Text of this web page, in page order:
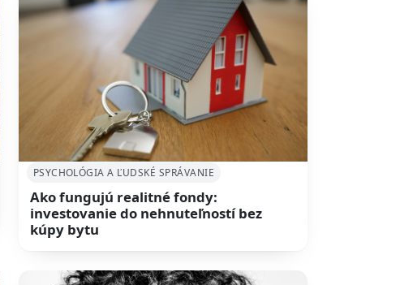
PSYCHOLÓGIA A ĽUDSKÉ SPRÁVANIE
Ako fungujú realitné fondy:
investovanie do nehnuteľností bez
kúpy bytu